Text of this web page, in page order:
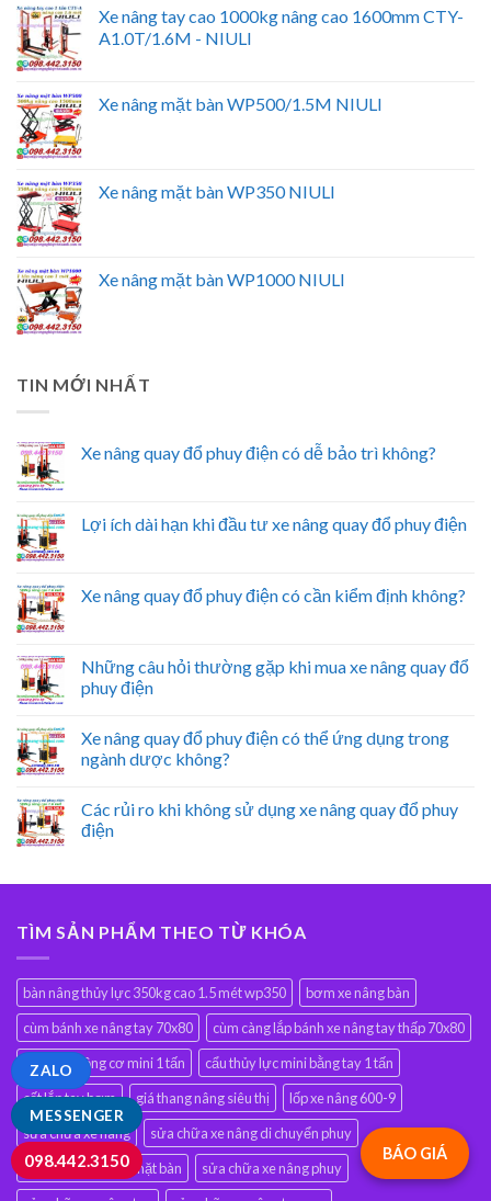
Xe nâng tay cao 1000kg nâng cao 1600mm CTY-
A1.0T/1.6M - NIULI
Xe nâng mặt bàn WP500/1.5M NIULI
Xe nâng mặt bàn WP350 NIULI
Xe nâng mặt bàn WP1000 NIULI
TIN MỚI NHẤT
Xe nâng quay đổ phuy điện có dễ bảo trì không?
Lợi ích dài hạn khi đầu tư xe nâng quay đổ phuy điện
Xe nâng quay đổ phuy điện có cần kiểm định không?
Những câu hỏi thường gặp khi mua xe nâng quay đổ
phuy điện
Xe nâng quay đổ phuy điện có thể ứng dụng trong
ngành dược không?
Các rủi ro khi không sử dụng xe nâng quay đổ phuy
điện
TÌM SẢN PHẨM THEO TỪ KHÓA
bàn nâng thủy lực 350kg cao 1.5 mét wp350
bơm xe nâng bàn
cùm bánh xe nâng tay 70x80
cùm càng lắp bánh xe nâng tay thấp 70x80
cẩu móc động cơ mini 1 tấn
cẩu thủy lực mini bằng tay 1 tấn
cốt lắp tay bơm
giá thang nâng siêu thị
lốp xe nâng 600-9
sửa chữa xe nâng
sửa chữa xe nâng di chuyển phuy
sửa chữa xe nâng mặt bàn
sửa chữa xe nâng phuy
BÁO GIÁ
MESSENGER
ZALO
098.442.3150